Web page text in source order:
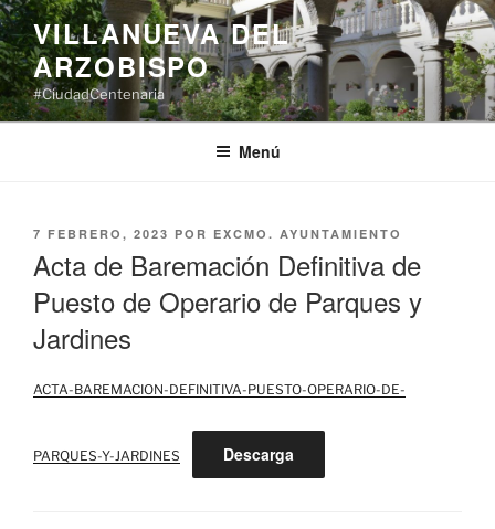
Saltar
al
contenido
VILLANUEVA DEL
ARZOBISPO
#CiudadCentenaria
Menú
PUBLICADO
7 FEBRERO, 2023 POR EXCMO. AYUNTAMIENTO
Acta de Baremación Definitiva de
Puesto de Operario de Parques y
Jardines
ACTA-BAREMACION-DEFINITIVA-PUESTO-OPERARIO-DE-
PARQUES-Y-JARDINES Descarga